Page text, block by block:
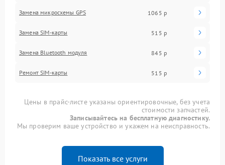
Замена микросхемы GPS 1065 р
Замена SIM-карты 515 р
Замена Bluetooth модуля 845 р
Ремонт SIM-карты 515 р
Цены в прайс-листе указаны ориентировочные, без учета
стоимости запчастей.
Записывайтесь на бесплатную диагностику.
Мы проверим ваше устройство и укажем на неисправность.
Показать все услуги